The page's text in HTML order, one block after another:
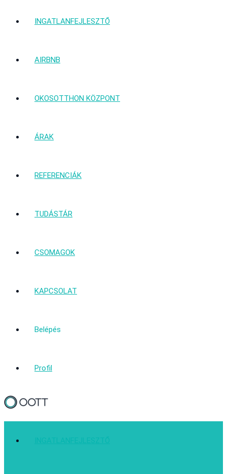
INGATLANFEJLESZTŐ
AIRBNB
OKOSOTTHON KÖZPONT
ÁRAK
REFERENCIÁK
TUDÁSTÁR
CSOMAGOK
KAPCSOLAT
Belépés
Profil
INGATLANFEJLESZTŐ